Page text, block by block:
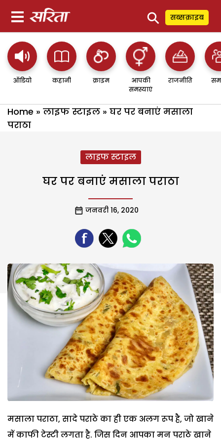
⚲ सब्सक्राइब
ऑडियो कहानी क्राइम
आपकी
समस्याएं
राजनीति
Home » लाइफ स्टाइल » घर पर बनाएं मसाला
पराठा
लाइफ स्टाइल
घर पर बनाएं मसाला पराठा
जनवरी 16, 2020
मसाला पराठा, सादे पराठे का ही एक अलग रूप है, जो खाने
में काफी टेस्‍टी लगता है. जिस दिन आपका मन पराठे खाने